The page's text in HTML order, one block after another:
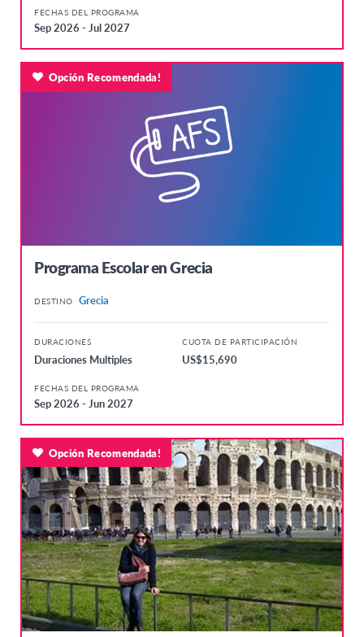
FECHAS DEL PROGRAMA
Sep 2026 - Jul 2027
Programa Escolar en Grecia
DESTINO Grecia
DURACIONES
Duraciones Multiples
CUOTA DE PARTICIPACIÓN
US$15,690
FECHAS DEL PROGRAMA
Sep 2026 - Jun 2027
Opción Recomendada!
Opción Recomendada!